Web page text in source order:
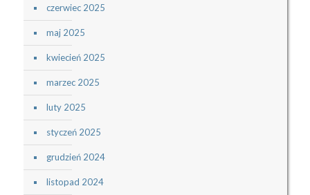
czerwiec 2025
maj 2025
kwiecień 2025
marzec 2025
luty 2025
styczeń 2025
grudzień 2024
listopad 2024